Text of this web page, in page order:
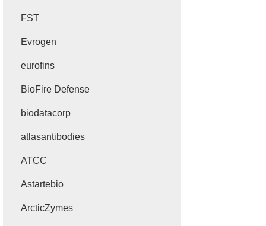
FST
Evrogen
eurofins
BioFire Defense
biodatacorp
atlasantibodies
ATCC
Astartebio
ArcticZymes